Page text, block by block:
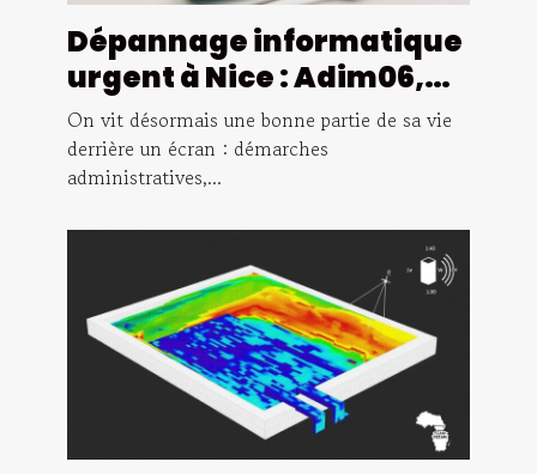
Dépannage informatique
urgent à Nice : Adim06,
l'assurance d'une
intervention rapide
On vit désormais une bonne partie de sa vie
derrière un écran : démarches
administratives,...